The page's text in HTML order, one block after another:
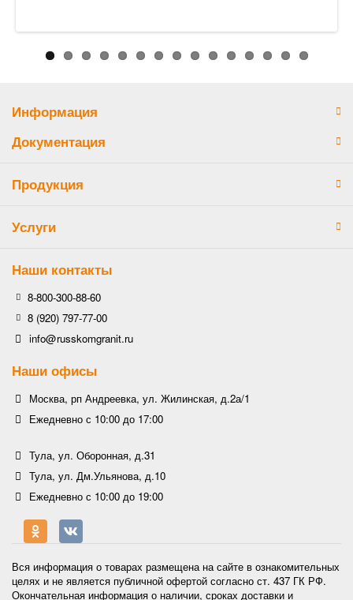
Информация
Документация
Продукция
Услуги
Наши контакты
8-800-300-88-60
8 (920) 797-77-00
info@russkomgranit.ru
Наши офисы
Москва, рп Андреевка, ул. Жилинская, д.2а/1
Ежедневно с 10:00 до 17:00
Тула, ул. Оборонная, д.31
Тула, ул. Дм.Ульянова, д.10
Ежедневно с 10:00 до 19:00
Вся информация о товарах размещена на сайте в ознакомительных
целях и не является публичной офертой согласно ст. 437 ГК РФ.
Окончательная информация о наличии, сроках доставки и